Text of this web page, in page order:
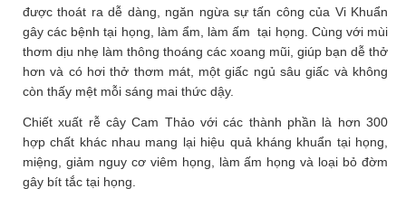
được thoát ra dễ dàng, ngăn ngừa sự tấn công của Vi Khuẩn
gây các bệnh tại họng, làm ẩm, làm ấm tại họng. Cùng với mùi
thơm dịu nhẹ làm thông thoáng các xoang mũi, giúp bạn dễ thở
hơn và có hơi thở thơm mát, một giấc ngủ sâu giấc và không
còn thấy mệt mỗi sáng mai thức dậy.
Chiết xuất rễ cây Cam Thảo với các thành phần là hơn 300
hợp chất khác nhau mang lại hiệu quả kháng khuẩn tại họng,
miệng, giảm nguy cơ viêm họng, làm ấm họng và loại bỏ đờm
gây bít tắc tại họng.